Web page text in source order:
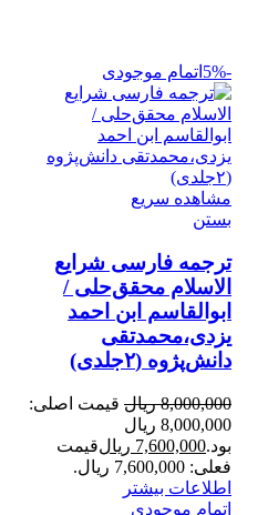
-5% اتمام موجودی
مشاهده سریع
بستن
ترجمه فارسی شرایع
‌الاسلام محقق‌حلی /
ابوالقاسم ابن احمد
یزدی،محمدتقی
دانش‌پژوه (۲جلدی)
8,000,000 ریال قیمت اصلی:
8,000,000 ریال
بود.7,600,000 ریالقیمت
فعلی: 7,600,000 ریال.
اطلاعات بیشتر
اتمام موجودی